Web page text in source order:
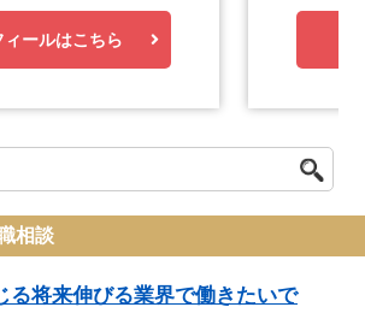
ィールはこちら
相談
る将来伸びる業界で働きたいで